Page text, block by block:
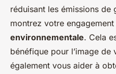
réduisant les émissions
montrez votre engagement
environnementale. Cela
bénéfique pour l’image
également vous aider à